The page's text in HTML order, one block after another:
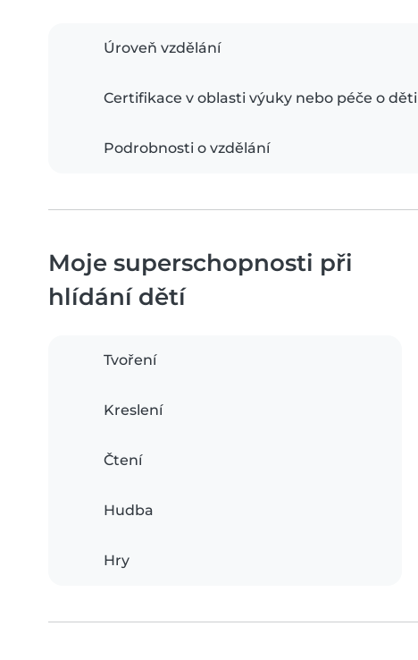
Úroveň vzdělání
Certifikace v oblasti výuky nebo péče o děti
Podrobnosti o vzdělání
Moje superschopnosti při
hlídání dětí
Tvoření
Kreslení
Čtení
Hudba
Hry